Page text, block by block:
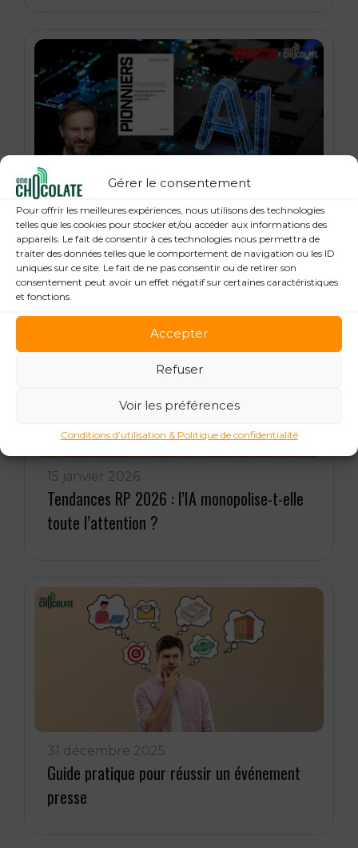
Gérer le consentement
Pour offrir les meilleures expériences, nous utilisons des technologies
telles que les cookies pour stocker et/ou accéder aux informations des
appareils. Le fait de consentir à ces technologies nous permettra de
traiter des données telles que le comportement de navigation ou les ID
uniques sur ce site. Le fait de ne pas consentir ou de retirer son
consentement peut avoir un effet négatif sur certaines caractéristiques
et fonctions.
Accepter
Refuser
Voir les préférences
Conditions d’utilisation & Politique de confidentialité
21 janvier 2026
« Pionniers », anatomie des leaders de la
Tech : Guillaume Grallet, Le Point
15 janvier 2026
Tendances RP 2026 : l’IA monopolise-t-elle
toute l’attention ?
31 décembre 2025
Guide pratique pour réussir un événement
presse